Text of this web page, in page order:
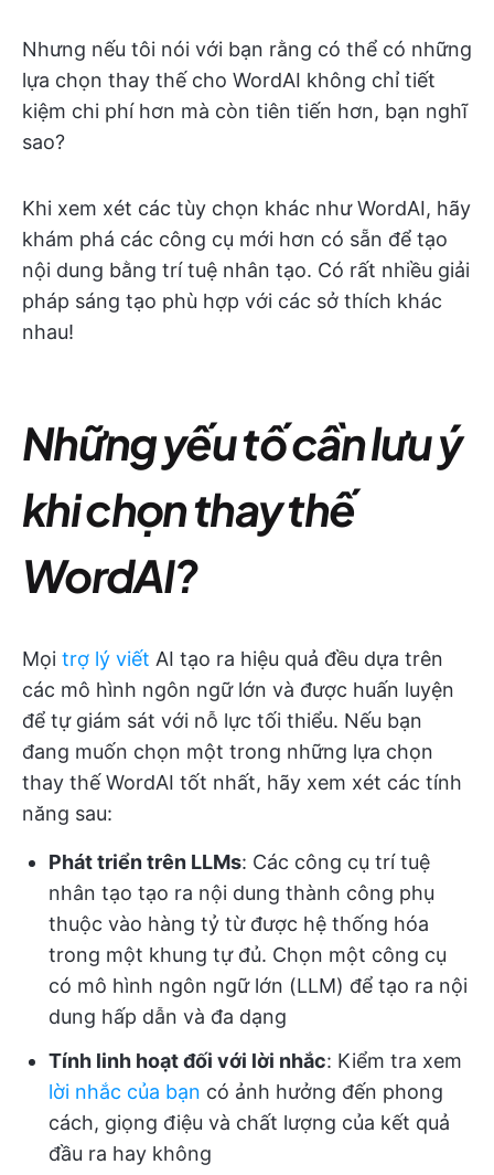
Nhưng nếu tôi nói với bạn rằng có thể có những
lựa chọn thay thế cho WordAI không chỉ tiết
kiệm chi phí hơn mà còn tiên tiến hơn, bạn nghĩ
sao?
Khi xem xét các tùy chọn khác như WordAI, hãy
khám phá các công cụ mới hơn có sẵn để tạo
nội dung bằng trí tuệ nhân tạo. Có rất nhiều giải
pháp sáng tạo phù hợp với các sở thích khác
nhau!
Những yếu tố cần lưu ý
khi chọn thay thế
WordAI?
Mọi trợ lý viết AI tạo ra hiệu quả đều dựa trên
các mô hình ngôn ngữ lớn và được huấn luyện
để tự giám sát với nỗ lực tối thiểu. Nếu bạn
đang muốn chọn một trong những lựa chọn
thay thế WordAI tốt nhất, hãy xem xét các tính
năng sau:
Phát triển trên LLMs: Các công cụ trí tuệ
nhân tạo tạo ra nội dung thành công phụ
thuộc vào hàng tỷ từ được hệ thống hóa
trong một khung tự đủ. Chọn một công cụ
có mô hình ngôn ngữ lớn (LLM) để tạo ra nội
dung hấp dẫn và đa dạng
Tính linh hoạt đối với lời nhắc: Kiểm tra xem
lời nhắc của bạn có ảnh hưởng đến phong
cách, giọng điệu và chất lượng của kết quả
đầu ra hay không